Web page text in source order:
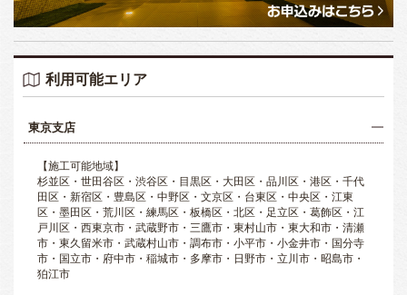
利用可能エリア
東京支店
【施工可能地域】
杉並区・世田谷区・渋谷区・目黒区・大田区・品川区・港区・千代
田区・新宿区・豊島区・中野区・文京区・台東区・中央区・江東
区・墨田区・荒川区・練馬区・板橋区・北区・足立区・葛飾区・江
戸川区・西東京市・武蔵野市・三鷹市・東村山市・東大和市・清瀬
市・東久留米市・武蔵村山市・調布市・小平市・小金井市・国分寺
市・国立市・府中市・稲城市・多摩市・日野市・立川市・昭島市・
狛江市